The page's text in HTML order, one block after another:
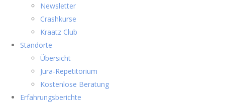
Newsletter
Crashkurse
Kraatz Club
Standorte
Übersicht
Jura-Repetitorium
Kostenlose Beratung
Erfahrungsberichte